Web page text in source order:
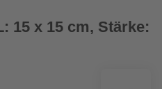
15 x 15 cm, Stärke: